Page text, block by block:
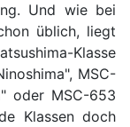
Und wie bei
üblich, liegt
Klasse
MSC-
oder MSC-653
Klassen doch